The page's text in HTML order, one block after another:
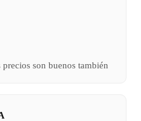
son buenos también